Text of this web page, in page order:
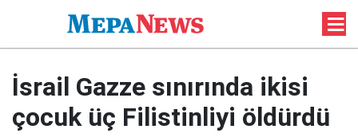
İsrail Gazze sınırında ikisi
çocuk üç Filistinliyi öldürdü